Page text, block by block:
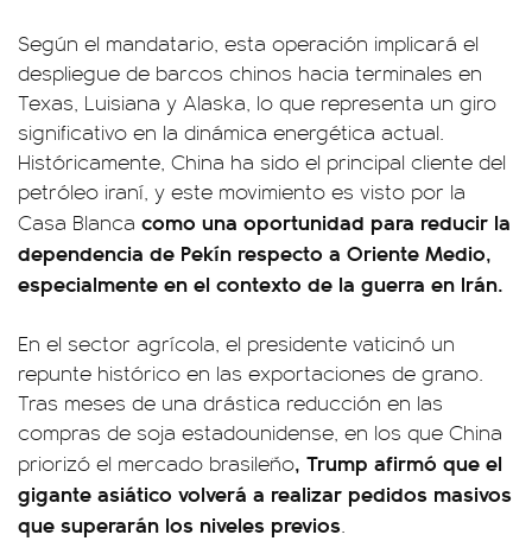
Según el mandatario, esta operación implicará el
despliegue de barcos chinos hacia terminales en
Texas, Luisiana y Alaska, lo que representa un giro
significativo en la dinámica energética actual.
Históricamente, China ha sido el principal cliente del
petróleo iraní, y este movimiento es visto por la
Casa Blanca como una oportunidad para reducir la
dependencia de Pekín respecto a Oriente Medio,
especialmente en el contexto de la guerra en Irán.
En el sector agrícola, el presidente vaticinó un
repunte histórico en las exportaciones de grano.
Tras meses de una drástica reducción en las
compras de soja estadounidense, en los que China
priorizó el mercado brasileño, Trump afirmó que el
gigante asiático volverá a realizar pedidos masivos
que superarán los niveles previos.